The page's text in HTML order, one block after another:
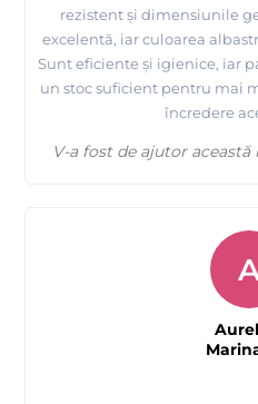
rezistent și dimensiunile
excelentă, iar culoarea
Sunt eficiente și igienice, iar
un stoc suficient pentru mai
încredere
V-a fost de ajutor această